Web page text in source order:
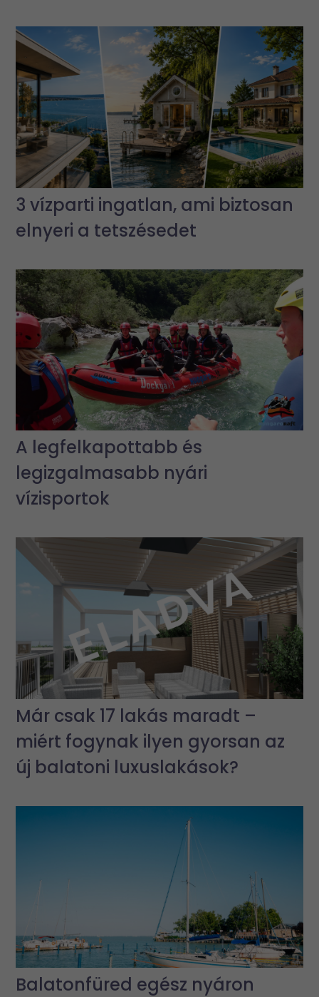
3 vízparti ingatlan, ami biztosan
elnyeri a tetszésedet
A legfelkapottabb és
legizgalmasabb nyári
vízisportok
Már csak 17 lakás maradt –
miért fogynak ilyen gyorsan az
új balatoni luxuslakások?
Balatonfüred egész nyáron